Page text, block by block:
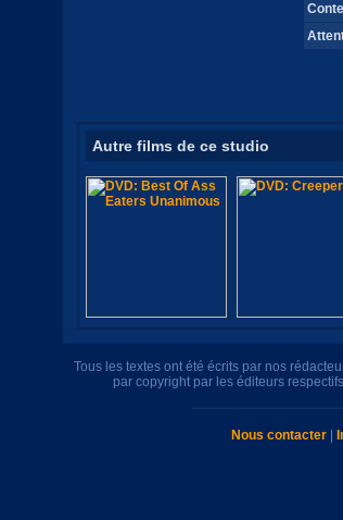
Autre films de ce studio
Tous les textes ont été écrits par nos
par copyright par les éditeurs
Nous contacter|